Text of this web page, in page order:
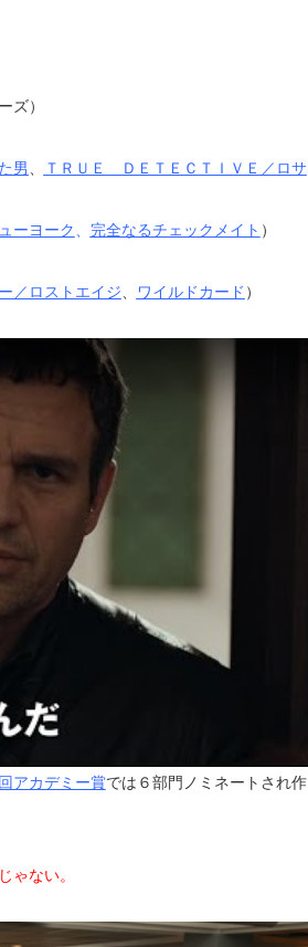
ズ）
男
ＴＲＵＥ ＤＥＴＥＣＴＩＶＥ／ロサ
ーヨーク 完全なるチェックメイト ）
／ロストエイジ ワイルドカード ）
アカデミー賞では６部門ノミネートされ作
ゃない。